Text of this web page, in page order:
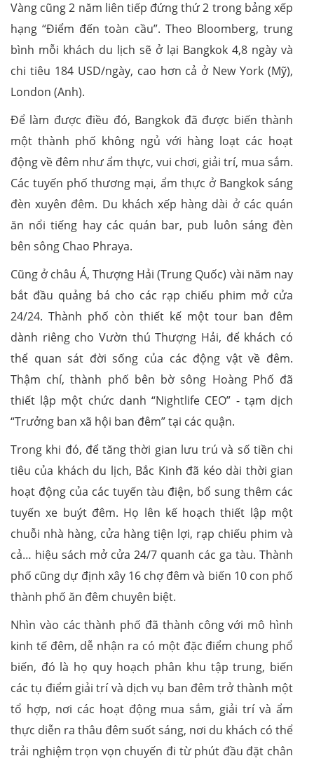
Vàng cũng 2 năm liên tiếp đứng thứ 2 trong bảng xếp
hạng “Điểm đến toàn cầu”. Theo Bloomberg, trung
bình mỗi khách du lịch sẽ ở lại Bangkok 4,8 ngày và
chi tiêu 184 USD/ngày, cao hơn cả ở New York (Mỹ),
London (Anh).
Để làm được điều đó, Bangkok đã được biến thành
một thành phố không ngủ với hàng loạt các hoạt
động về đêm như ẩm thực, vui chơi, giải trí, mua sắm.
Các tuyến phố thương mại, ẩm thực ở Bangkok sáng
đèn xuyên đêm. Du khách xếp hàng dài ở các quán
ăn nổi tiếng hay các quán bar, pub luôn sáng đèn
bên sông Chao Phraya.
Cũng ở châu Á, Thượng Hải (Trung Quốc) vài năm nay
bắt đầu quảng bá cho các rạp chiếu phim mở cửa
24/24. Thành phố còn thiết kế một tour ban đêm
dành riêng cho Vườn thú Thượng Hải, để khách có
thể quan sát đời sống của các động vật về đêm.
Thậm chí, thành phố bên bờ sông Hoàng Phố đã
thiết lập một chức danh “Nightlife CEO” - tạm dịch
“Trưởng ban xã hội ban đêm” tại các quận.
Trong khi đó, để tăng thời gian lưu trú và số tiền chi
tiêu của khách du lịch, Bắc Kinh đã kéo dài thời gian
hoạt động của các tuyến tàu điện, bổ sung thêm các
tuyến xe buýt đêm. Họ lên kế hoạch thiết lập một
chuỗi nhà hàng, cửa hàng tiện lợi, rạp chiếu phim và
cả… hiệu sách mở cửa 24/7 quanh các ga tàu. Thành
phố cũng dự định xây 16 chợ đêm và biến 10 con phố
thành phố ăn đêm chuyên biệt.
Nhìn vào các thành phố đã thành công với mô hình
kinh tế đêm, dễ nhận ra có một đặc điểm chung phổ
biến, đó là họ quy hoạch phân khu tập trung, biến
các tụ điểm giải trí và dịch vụ ban đêm trở thành một
tổ hợp, nơi các hoạt động mua sắm, giải trí và ẩm
thực diễn ra thâu đêm suốt sáng, nơi du khách có thể
trải nghiệm trọn vọn chuyến đi từ phút đầu đặt chân